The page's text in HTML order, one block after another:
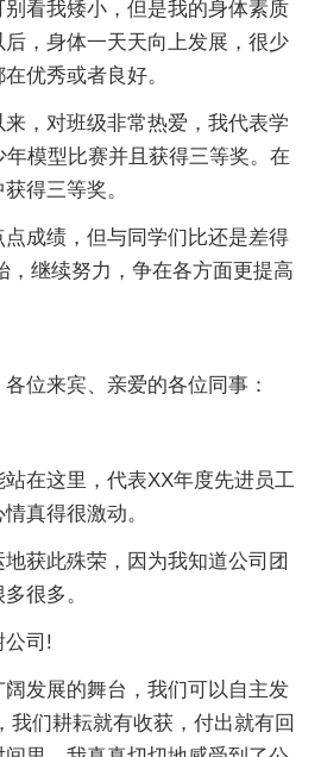
看我矮小，但是我的身体素质
，身体一天天向上发展，很少
优秀或者良好。
，对班级非常热爱，我代表学
模型比赛并且获得三等奖。在
得三等奖。
成绩，但与同学们比还是差得
，继续努力，争在各方面更提高
位来宾、亲爱的各位同事：
在这里，代表XX年度先进员工
真得很激动。
获此殊荣，因为我知道公司团
很多。
公司!
发展的舞台，我们可以自主发
我们耕耘就有收获，付出就有回